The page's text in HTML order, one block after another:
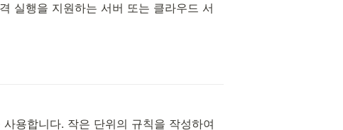
실행을 지원하는 서버 또는 클라우드 서
용합니다. 작은 단위의 규칙을 작성하여